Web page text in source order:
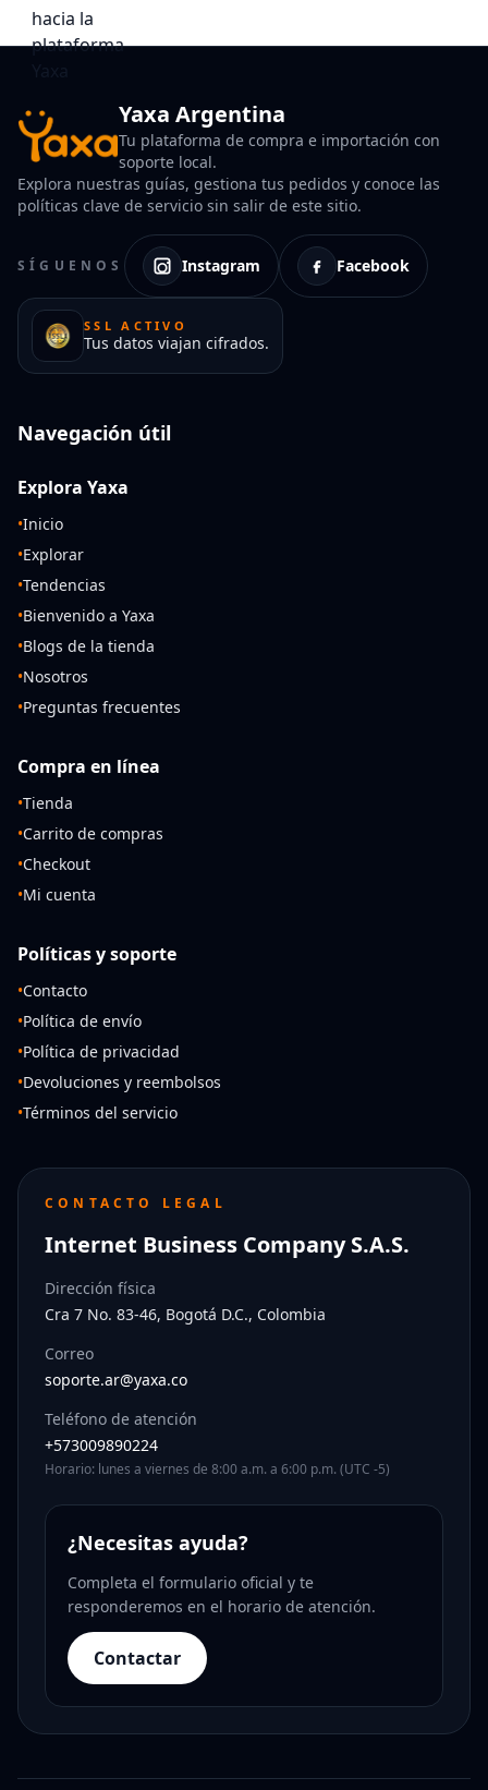
Yaxa Argentina
Tu plataforma de compra e importación con
soporte local.
Explora nuestras guías, gestiona tus pedidos y conoce las
políticas clave de servicio sin salir de este sitio.
SÍGUENOS Instagram Facebook
SSL ACTIVO
Tus datos viajan cifrados.
Navegación útil
Explora Yaxa
•Inicio
•Explorar
•Tendencias
•Bienvenido a Yaxa
•Blogs de la tienda
•Nosotros
•Preguntas frecuentes
Compra en línea
•Tienda
•Carrito de compras
•Checkout
•Mi cuenta
Políticas y soporte
•Contacto
•Política de envío
•Política de privacidad
•Devoluciones y reembolsos
•Términos del servicio
CONTACTO LEGAL
Internet Business Company S.A.S.
Dirección física
Cra 7 No. 83-46, Bogotá D.C., Colombia
Correo
soporte.ar@yaxa.co
Teléfono de atención
+573009890224
Horario: lunes a viernes de 8:00 a.m. a 6:00 p.m. (UTC -5)
¿Necesitas ayuda?
Completa el formulario oficial y te
responderemos en el horario de atención.
Contactar